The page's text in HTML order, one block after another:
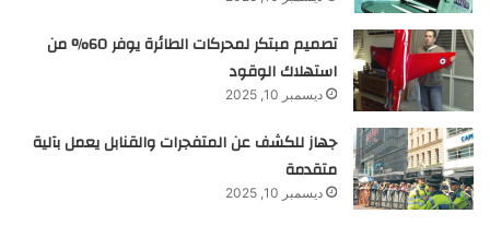
تصميم مبتكر لمحركات الطائرة يوفر 60% من
استهلاك الوقود
ديسمبر 10, 2025
جهاز للكشف عن المتفجرات والقنابل يعمل بآلية
متقدمة
ديسمبر 10, 2025